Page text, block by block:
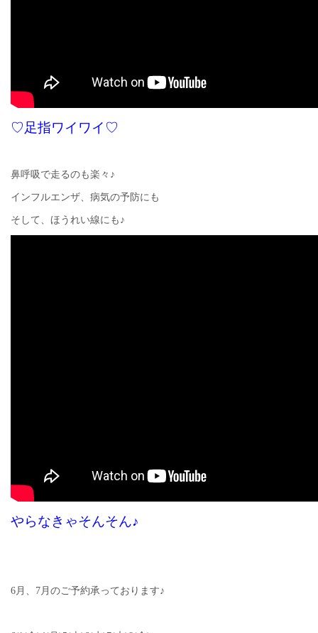
♡足指ワイワイ♡
鼻呼吸で走るのも楽々♪
インフルエンザ、病気の予防にも
そして、ほうれい線にも♪
やらなきゃそんそん♪
6月、7月のご予約承っております♪